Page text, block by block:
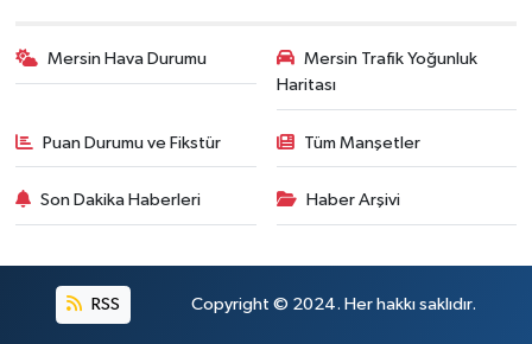
Mersin Hava Durumu
Mersin Trafik Yoğunluk
Haritası
Puan Durumu ve Fikstür Tüm Manşetler
Son Dakika Haberleri Haber Arşivi
RSS Copyright © 2024. Her hakkı saklıdır.